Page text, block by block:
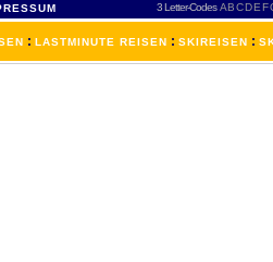
3 Letter-Codes ABCDEF
: LASTMINUTE REISEN : SKIREISEN :